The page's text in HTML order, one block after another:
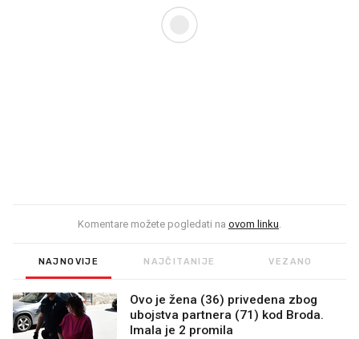
Komentare možete pogledati na ovom linku.
NAJNOVIJE NAJČITANIJE VEZANO
Ovo je žena (36) privedena zbog
ubojstva partnera (71) kod Broda.
Imala je 2 promila